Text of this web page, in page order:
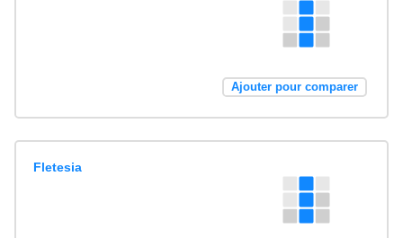
Ajouter pour comparer
Fletesia